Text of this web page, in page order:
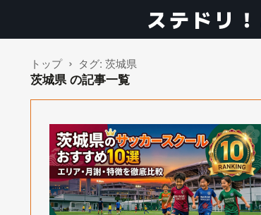
ステドリ！
トップ タグ:茨城県
茨城県 の記事一覧